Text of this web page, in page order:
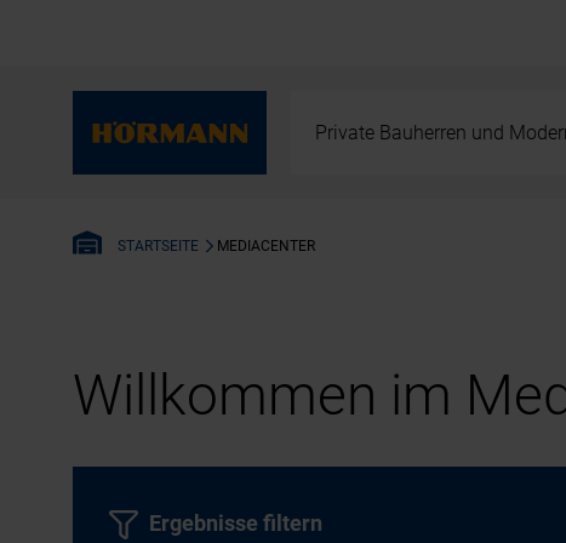
Private Bauherren und
STARTSEITE MEDIACENTER
Willkommen im
Ergebnisse filtern